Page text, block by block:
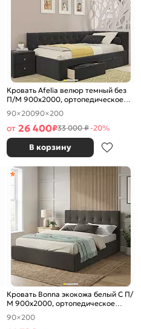
Кровать Afelia велюр темный без
П/М 900x2000, ортопедическое
основание, изголовье мягкое
90×20090×200
от 26 400₽33 000 ₽-20%
В корзину
Кровать Bonna экокожа белый С П/
М 900x2000, ортопедическое
основание, изголовье мягкое
90×200